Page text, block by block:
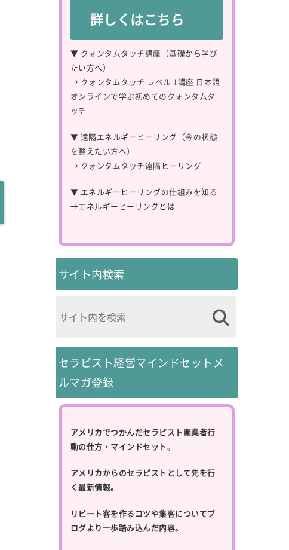
詳しくはこちら
▼ クォンタムタッチ講座（基礎から学び
たい方へ）
→ クォンタムタッチ レベル 1講座 日本語
オンラインで学ぶ初めてのクォンタムタ
ッチ
▼ 遠隔エネルギーヒーリング（今の状態
を整えたい方へ）
→ クォンタムタッチ遠隔ヒーリング
▼ エネルギーヒーリングの仕組みを知る
→エネルギーヒーリングとは
サイト内検索
セラピスト経営マインドセットメ
ルマガ登録
アメリカでつかんだセラピスト開業者行
動の仕方・マインドセット。
アメリカからのセラピストとして先を行
く最新情報。
リピート客を作るコツや集客についてブ
ログより一歩踏み込んだ内容。